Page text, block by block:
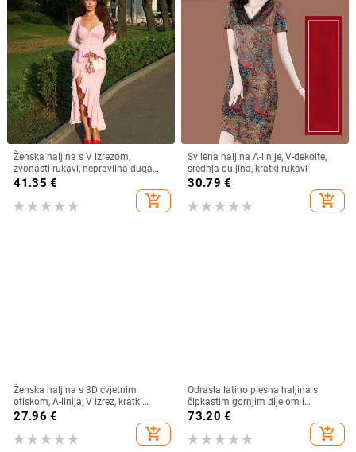
Ženska haljina s V izrezom,
zvonasti rukavi, nepravilna duga
haljina, poliester s elastanom,
41.35 €
add_shopping_cart
Svilena haljina A-linije, V-dekolte,
srednja duljina, kratki rukavi
30.79 €
add_shopping_cart
Ženska haljina s 3D cvjetnim
otiskom, A-linija, V izrez, kratki
rukavi, kratka duljina haljine, pull-
27.96 €
add_shopping_cart
Odrasla latino plesna haljina s
čipkastim gornjim dijelom i
resicama na suknji, najlon 95%+,
naborita tekstura, jesen 2024
73.20 €
add_shopping_cart